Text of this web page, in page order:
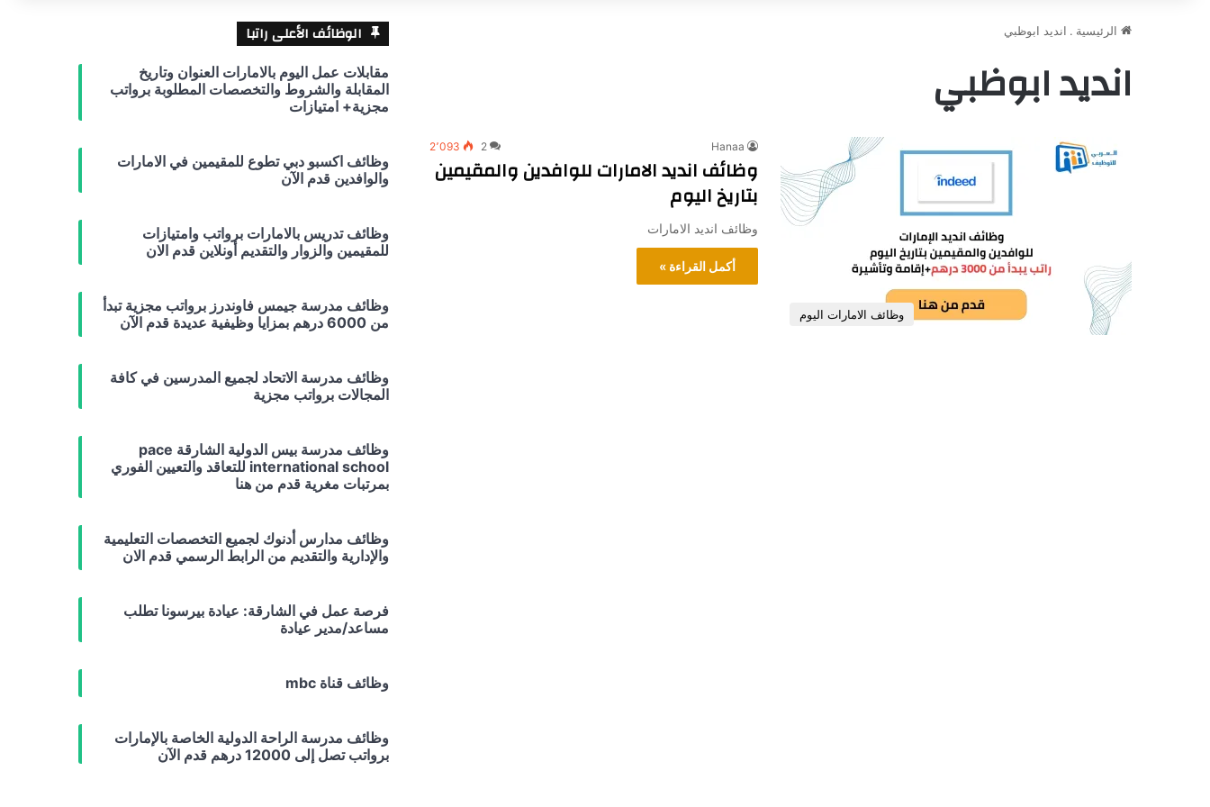
الرئيسية . انديد ابوظبي
انديد ابوظبي
وظائف الامارات اليوم
Hanaa
2 2٬093
وظائف انديد الامارات للوافدين والمقيمين
بتاريخ اليوم
وظائف انديد الامارات
أكمل القراءة »
الوظائف الأعلى راتبا
مقابلات عمل اليوم بالامارات العنوان وتاريخ
المقابلة والشروط والتخصصات المطلوبة برواتب
مجزية+ امتيازات
وظائف اكسبو دبي تطوع للمقيمين في الامارات
والوافدين قدم الآن
وظائف تدريس بالامارات برواتب وامتيازات
للمقيمين والزوار والتقديم أونلاين قدم الان
وظائف مدرسة جيمس فاوندرز برواتب مجزية تبدأ
من 6000 درهم بمزايا وظيفية عديدة قدم الآن
وظائف مدرسة الاتحاد لجميع المدرسين في كافة
المجالات برواتب مجزية
وظائف مدرسة بيس الدولية الشارقة pace
international school للتعاقد والتعيين الفوري
بمرتبات مغرية قدم من هنا
وظائف مدارس أدنوك لجميع التخصصات التعليمية
والإدارية والتقديم من الرابط الرسمي قدم الان
فرصة عمل في الشارقة: عيادة بيرسونا تطلب
مساعد/مدير عيادة
وظائف قناة mbc
وظائف مدرسة الراحة الدولية الخاصة بالإمارات
برواتب تصل إلى 12000 درهم قدم الآن